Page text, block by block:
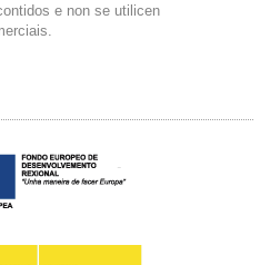
e non se utilicen